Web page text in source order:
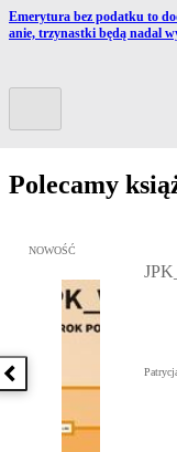
do artykułu:
Emerytura bez podatku to
trzynastki będą nadal
Polecamy
Poprzednia książka
Przejdź do:
NOWOŚĆ